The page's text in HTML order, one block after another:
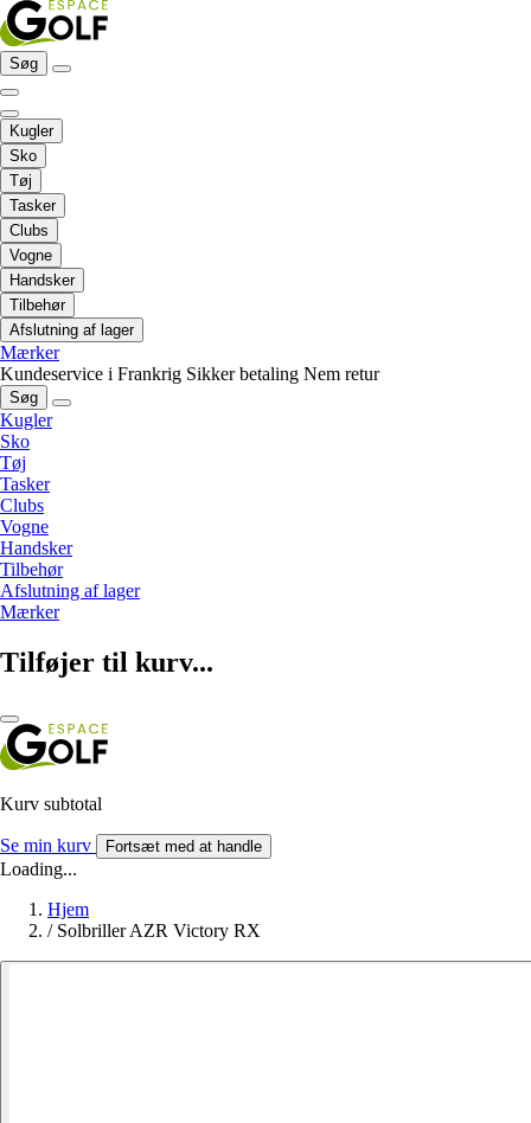
Søg
Kugler
Sko
Tøj
Tasker
Clubs
Vogne
Handsker
Tilbehør
Afslutning af lager
Mærker
Kundeservice i Frankrig Sikker betaling Nem retur
Søg
Kugler
Sko
Tøj
Tasker
Clubs
Vogne
Handsker
Tilbehør
Afslutning af lager
Mærker
Tilføjer til kurv...
Kurv subtotal
Se min kurv Fortsæt med at handle
Loading...
Hjem
/ Solbriller AZR Victory RX